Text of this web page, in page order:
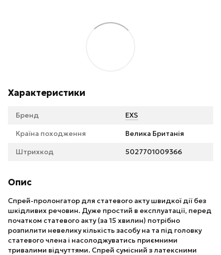
Характеристики
Бренд EXS
Країна походження Велика Британія
Штрихкод 5027701009366
Опис
Спрей-пролонгатор для статевого акту швидкої дії без
шкідливих речовин. Дуже простий в експлуатації, перед
початком статевого акту (за 15 хвилин) потрібно
розпилити невелику кількість засобу на та під головку
статевого члена і насолоджуватись приємними
тривалими відчуттями. Спрей сумісний з латексними